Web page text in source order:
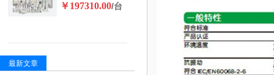
￥197310.00/台
最新文章